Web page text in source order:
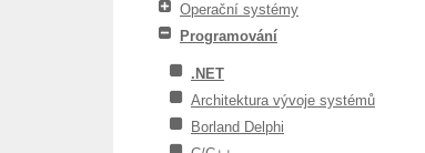
Operační systémy
Programování
.NET
Architektura vývoje systémů
Borland Delphi